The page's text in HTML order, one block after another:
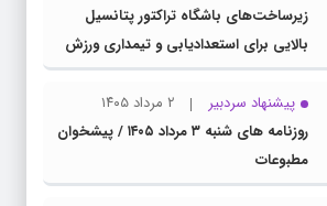
زیرساخت‌های باشگاه تراکتور پتانسیل
بالایی برای استعدادیابی و تیمداری ورزش
بانوان دارد
پیشنهاد سردبیر
۲ مرداد ۱۴۰۵
روزنامه های شنبه ۳ مرداد ۱۴۰۵ / پیشخوان
مطبوعات